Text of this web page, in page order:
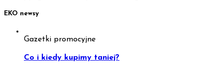
EKO newsy
Gazetki promocyjne
Co i kiedy kupimy taniej?